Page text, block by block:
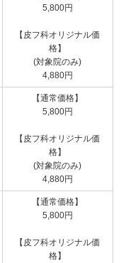
5,800円
【皮フ科オリジナル価
格】
(対象院のみ)
4,880円
【通常価格】
5,800円
【皮フ科オリジナル価
格】
(対象院のみ)
4,880円
【通常価格】
5,800円
【皮フ科オリジナル価
格】